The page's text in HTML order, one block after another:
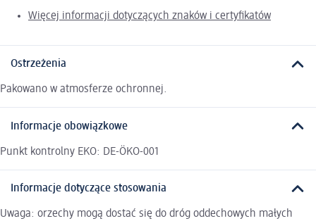
Więcej informacji dotyczących znaków i certyfikatów
Ostrzeżenia
Pakowano w atmosferze ochronnej.
Informacje obowiązkowe
Punkt kontrolny EKO: DE-ÖKO-001
Informacje dotyczące stosowania
Uwaga: orzechy mogą dostać się do dróg oddechowych małych